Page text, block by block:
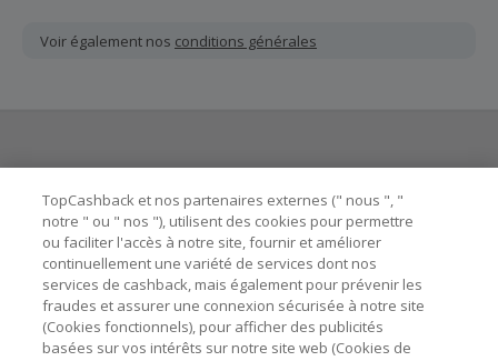
Voir également nos conditions générales
Astuces pour économiser
A propos de
TopCashback et nos partenaires externes (" nous ", "
notre " ou " nos "), utilisent des cookies pour permettre
ou faciliter l'accès à notre site, fournir et améliorer
continuellement une variété de services dont nos
services de cashback, mais également pour prévenir les
fraudes et assurer une connexion sécurisée à notre site
(Cookies fonctionnels), pour afficher des publicités
basées sur vos intérêts sur notre site web (Cookies de